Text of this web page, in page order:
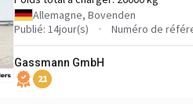
Allemagne, Bovenden
Publié: 14jour(s)
Numéro de
Gassmann GmbH
21